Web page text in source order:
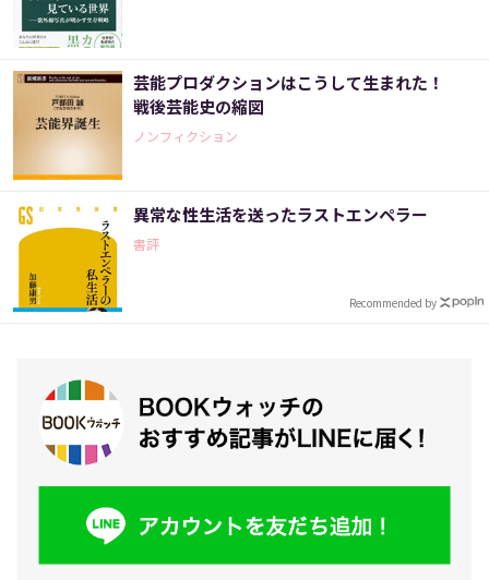
芸能プロダクションはこうして生まれた！
戦後芸能史の縮図
ノンフィクション
異常な性生活を送ったラストエンペラー
書評
Recommended by